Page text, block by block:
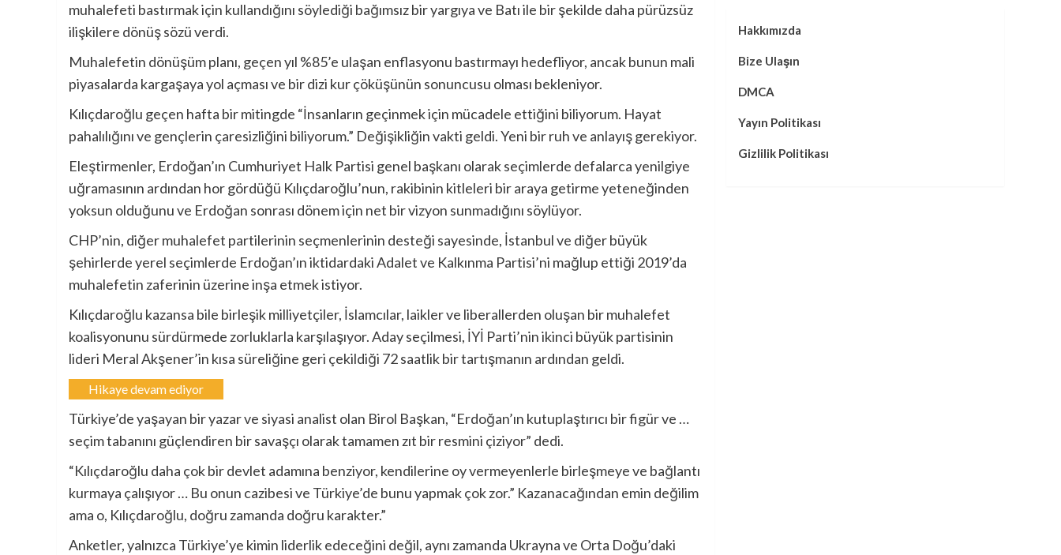
muhalefeti bastırmak için kullandığını söylediği bağımsız bir yargıya ve Batı ile bir şekilde daha pürüzsüz
ilişkilere dönüş sözü verdi.
Muhalefetin dönüşüm planı, geçen yıl %85’e ulaşan enflasyonu bastırmayı hedefliyor, ancak bunun mali
piyasalarda kargaşaya yol açması ve bir dizi kur çöküşünün sonuncusu olması bekleniyor.
Kılıçdaroğlu geçen hafta bir mitingde “İnsanların geçinmek için mücadele ettiğini biliyorum. Hayat
pahalılığını ve gençlerin çaresizliğini biliyorum.” Değişikliğin vakti geldi. Yeni bir ruh ve anlayış gerekiyor.
Eleştirmenler, Erdoğan’ın Cumhuriyet Halk Partisi genel başkanı olarak seçimlerde defalarca yenilgiye
uğramasının ardından hor gördüğü Kılıçdaroğlu’nun, rakibinin kitleleri bir araya getirme yeteneğinden
yoksun olduğunu ve Erdoğan sonrası dönem için net bir vizyon sunmadığını söylüyor.
CHP’nin, diğer muhalefet partilerinin seçmenlerinin desteği sayesinde, İstanbul ve diğer büyük
şehirlerde yerel seçimlerde Erdoğan’ın iktidardaki Adalet ve Kalkınma Partisi’ni mağlup ettiği 2019’da
muhalefetin zaferinin üzerine inşa etmek istiyor.
Kılıçdaroğlu kazansa bile birleşik milliyetçiler, İslamcılar, laikler ve liberallerden oluşan bir muhalefet
koalisyonunu sürdürmede zorluklarla karşılaşıyor. Aday seçilmesi, İYİ Parti’nin ikinci büyük partisinin
lideri Meral Akşener’in kısa süreliğine geri çekildiği 72 saatlik bir tartışmanın ardından geldi.
Hikaye devam ediyor
Türkiye’de yaşayan bir yazar ve siyasi analist olan Birol Başkan, “Erdoğan’ın kutuplaştırıcı bir figür ve …
seçim tabanını güçlendiren bir savaşçı olarak tamamen zıt bir resmini çiziyor” dedi.
“Kılıçdaroğlu daha çok bir devlet adamına benziyor, kendilerine oy vermeyenlerle birleşmeye ve bağlantı
kurmaya çalışıyor … Bu onun cazibesi ve Türkiye’de bunu yapmak çok zor.” Kazanacağından emin değilim
ama o, Kılıçdaroğlu, doğru zamanda doğru karakter.”
Anketler, yalnızca Türkiye’ye kimin liderlik edeceğini değil, aynı zamanda Ukrayna ve Orta Doğu’daki
Hakkımızda
Bize Ulaşın
DMCA
Yayın Politikası
Gizlilik Politikası